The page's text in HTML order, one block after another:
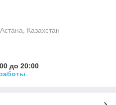
Казахстан
до 20:00